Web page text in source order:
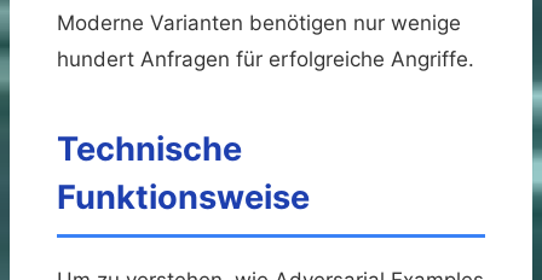
Moderne Varianten benötigen nur wenige
hundert Anfragen für erfolgreiche Angriffe.
Technische
Funktionsweise